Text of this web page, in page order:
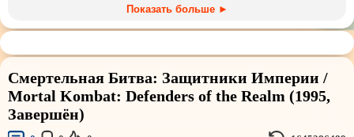
Marvel PIXAR
Sci-Fi (Научнаяфантастика) Trash (трэш) movies
Авангард иСюрреализм Ангелы и Демоны
Аниме
Показать больше ►
Смертельная Битва: Защитники Империи /
Mortal Kombat: Defenders of the Realm (1995,
Завершён)